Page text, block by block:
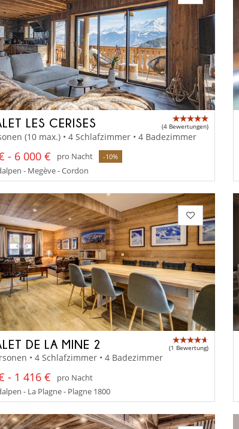
LES CERISES (4 Bewertungen)
(10 max.) • 4 Schlafzimmer • 4 Badezimmer
- 6 000 € pro Nacht -10%
- Megève - Cordon
DE LA MINE 2 (1 Bewertung)
• 4 Schlafzimmer • 4 Badezimmer
- 1 416 €
pro Nacht
- La Plagne - Plagne 1800